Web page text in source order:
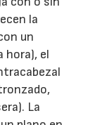
la
un
hora), el
La